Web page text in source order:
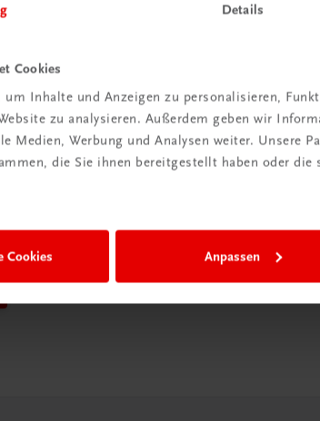
Details
Cookies
um Inhalte und Anzeigen zu personalisieren,
zu analysieren. Außerdem geben wir
Medien, Werbung und Analysen weiter. Unsere
die Sie ihnen bereitgestellt haben oder
Cookies Anpassen
in der
DigiBox eine
als